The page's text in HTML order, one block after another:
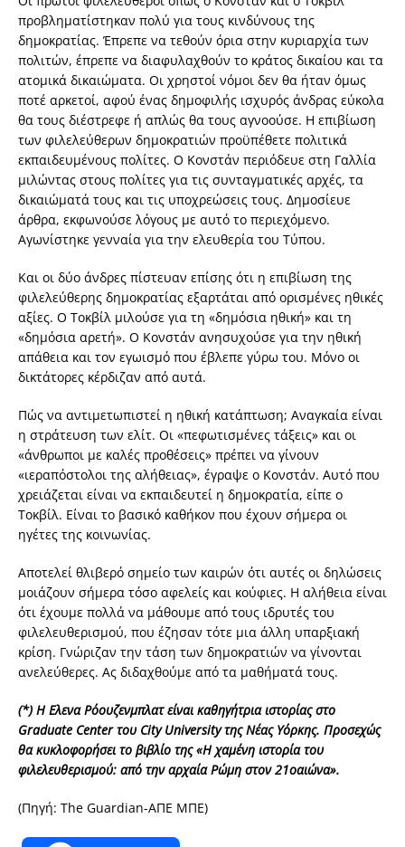
προβληματίστηκαν πολύ για τους κινδύνους της
δημοκρατίας. Έπρεπε να τεθούν όρια στην κυριαρχία των
πολιτών, έπρεπε να διαφυλαχθούν το κράτος δικαίου και τα
ατομικά δικαιώματα. Οι χρηστοί νόμοι δεν θα ήταν όμως
ποτέ αρκετοί, αφού ένας δημοφιλής ισχυρός άνδρας εύκολα
θα τους διέστρεφε ή απλώς θα τους αγνοούσε. Η επιβίωση
των φιλελεύθερων δημοκρατιών προϋπέθετε πολιτικά
εκπαιδευμένους πολίτες. Ο Κονστάν περιόδευε στη Γαλλία
μιλώντας στους πολίτες για τις συνταγματικές αρχές, τα
δικαιώματά τους και τις υποχρεώσεις τους. Δημοσίευε
άρθρα, εκφωνούσε λόγους με αυτό το περιεχόμενο.
Αγωνίστηκε γενναία για την ελευθερία του Τύπου.
Και οι δύο άνδρες πίστευαν επίσης ότι η επιβίωση της
φιλελεύθερης δημοκρατίας εξαρτάται από ορισμένες ηθικές
αξίες. Ο Τοκβίλ μιλούσε για τη «δημόσια ηθική» και τη
«δημόσια αρετή». Ο Κονστάν ανησυχούσε για την ηθική
απάθεια και τον εγωισμό που έβλεπε γύρω του. Μόνο οι
δικτάτορες κέρδιζαν από αυτά.
Πώς να αντιμετωπιστεί η ηθική κατάπτωση; Αναγκαία είναι
η στράτευση των ελίτ. Οι «πεφωτισμένες τάξεις» και οι
«άνθρωποι με καλές προθέσεις» πρέπει να γίνουν
«ιεραπόστολοι της αλήθειας», έγραψε ο Κονστάν. Αυτό που
χρειάζεται είναι να εκπαιδευτεί η δημοκρατία, είπε ο
Τοκβίλ. Είναι το βασικό καθήκον που έχουν σήμερα οι
ηγέτες της κοινωνίας.
Αποτελεί θλιβερό σημείο των καιρών ότι αυτές οι δηλώσεις
μοιάζουν σήμερα τόσο αφελείς και κούφιες. Η αλήθεια είναι
ότι έχουμε πολλά να μάθουμε από τους ιδρυτές του
φιλελευθερισμού, που έζησαν τότε μια άλλη υπαρξιακή
κρίση. Γνώριζαν την τάση των δημοκρατιών να γίνονται
ανελεύθερες. Ας διδαχθούμε από τα μαθήματά τους.
(*) Η Ελενα Ρόουζενμπλατ είναι καθηγήτρια ιστορίας στο
Graduate Center του City University της Νέας Υόρκης. Προσεχώς
θα κυκλοφορήσει το βιβλίο της «Η χαμένη ιστορία του
φιλελευθερισμού: από την αρχαία Ρώμη στον 21οαιώνα».
(Πηγή: Τhe Guardian-ΑΠΕ ΜΠΕ)